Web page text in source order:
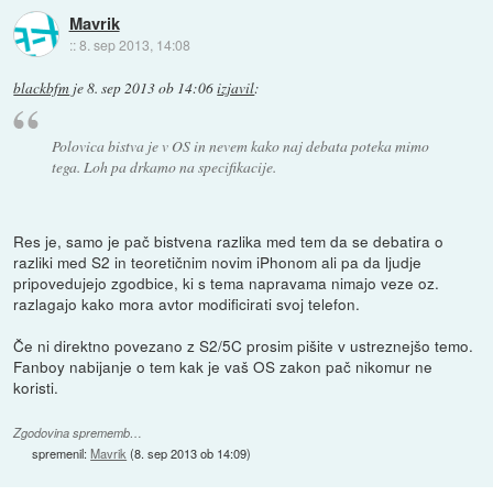
Mavrik
::8. sep 2013, 14:08
blackbfm je8. sep 2013 ob 14:06izjavil:
Polovica bistva je v OS in nevem kako naj debata poteka mimo
tega. Loh pa drkamo na specifikacije.
Res je, samo je pač bistvena razlika med tem da se debatira o
razliki med S2 in teoretičnim novim iPhonom ali pa da ljudje
pripovedujejo zgodbice, ki s tema napravama nimajo veze oz.
razlagajo kako mora avtor modificirati svoj telefon.
Če ni direktno povezano z S2/5C prosim pišite v ustreznejšo temo.
Fanboy nabijanje o tem kak je vaš OS zakon pač nikomur ne
koristi.
Zgodovina sprememb…
spremenil:Mavrik (8. sep 2013 ob 14:09)